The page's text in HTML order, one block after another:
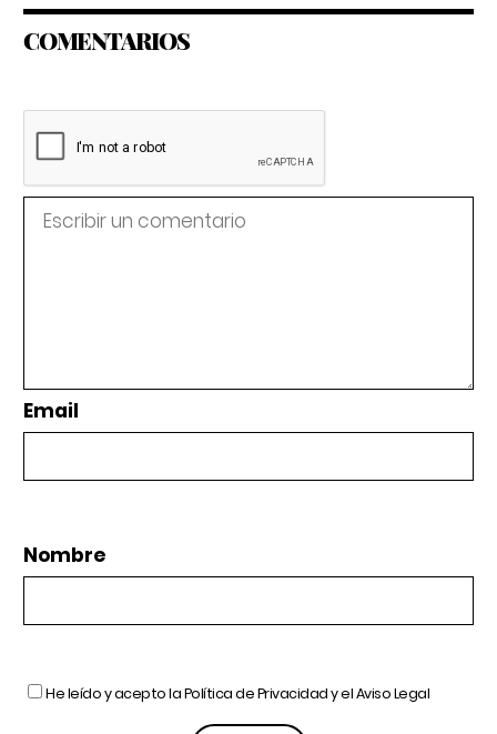
COMENTARIOS
Email
Nombre
He leído y acepto laPolítica de Privacidady elAviso Legal